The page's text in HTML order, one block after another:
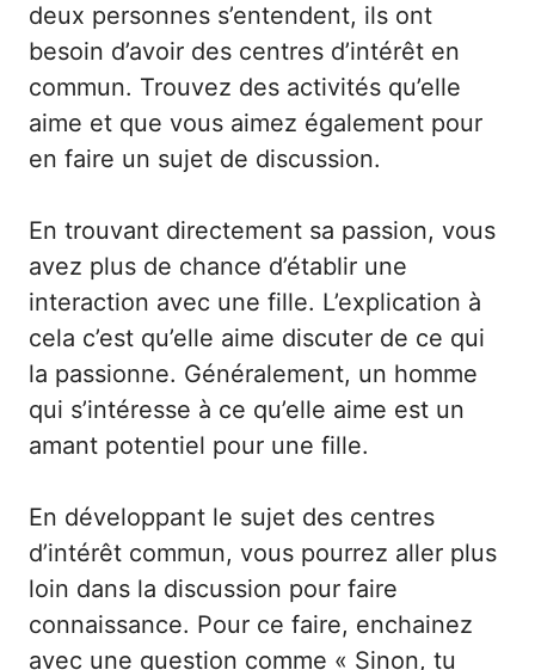
deux personnes s’entendent, ils ont
besoin d’avoir des centres d’intérêt en
commun. Trouvez des activités qu’elle
aime et que vous aimez également pour
en faire un sujet de discussion.
En trouvant directement sa passion, vous
avez plus de chance d’établir une
interaction avec une fille. L’explication à
cela c’est qu’elle aime discuter de ce qui
la passionne. Généralement, un homme
qui s’intéresse à ce qu’elle aime est un
amant potentiel pour une fille.
En développant le sujet des centres
d’intérêt commun, vous pourrez aller plus
loin dans la discussion pour faire
connaissance. Pour ce faire, enchainez
avec une question comme « Sinon, tu